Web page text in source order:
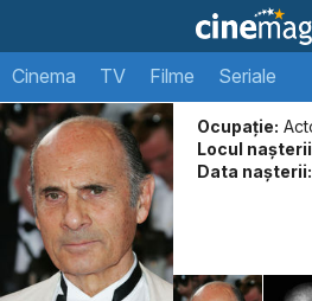
Cinema TV Filme Seriale
Ocupație:
Locul
Data naşterii: